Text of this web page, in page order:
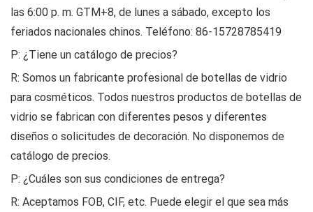
las 6:00 p. m. GTM+8, de lunes a sábado, excepto los
feriados nacionales chinos. Teléfono: 86-15728785419
P: ¿Tiene un catálogo de precios?
R: Somos un fabricante profesional de botellas de vidrio
para cosméticos. Todos nuestros productos de botellas de
vidrio se fabrican con diferentes pesos y diferentes
diseños o solicitudes de decoración. No disponemos de
catálogo de precios.
P: ¿Cuáles son sus condiciones de entrega?
R: Aceptamos FOB, CIF, etc. Puede elegir el que sea más